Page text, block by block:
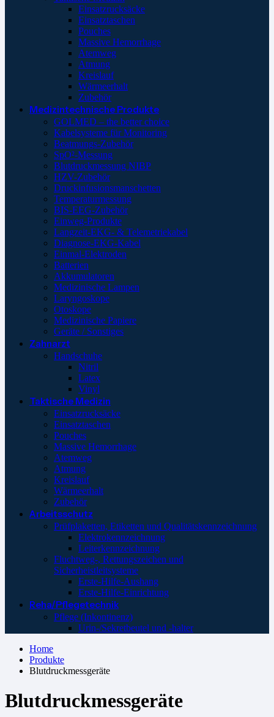
Einsatzrucksäcke
Einsatztaschen
Pouches
Massive Hemorrhage
Atemweg
Atmung
Kreislauf
Wärmeerhalt
Zubehör
Medizintechnische Produkte
GOLMED – the better choice
Kabelsysteme für Monitoring
Beatmungs-Zubehör
SpO²-Messung
Blutdruckmessung NIBP
HZV-Zubehör
Druckinfusionsmanschetten
Temperaturmessung
BIS-EEG-Zubehör
Einweg-Produkte
Langzeit-EKG- & Telemetriekabel
Diagnose-EKG-Kabel
Einmal-Elektroden
Batterien
Akkumulatoren
Medizinische Lampen
Laryngoskope
Otoskope
Medizinische Papiere
Geräte / Sonstiges
Zahnarzt
Handschuhe
Nitril
Latex
Vinyl
Taktische Medizin
Einsatzrucksäcke
Einsatztaschen
Pouches
Massive Hemorrhage
Atemweg
Atmung
Kreislauf
Wärmeerhalt
Zubehör
Arbeitsschutz
Prüfplaketten, Etiketten und Qualitätskennzeichnung
Elektrokennzeichnung
Leiterkennzeichnung
Fluchtweg-, Rettungszeichen und
Sicherheistleitsysteme
Erste-Hilfe-Aushang
Erste-Hilfe-Einrichtung
Reha/Pflegetechnik
Pflege (Inkontinenz)
Urin-/Sekretbeutel und -halter
Home
Produkte
Blutdruckmessgeräte
Blutdruckmessgeräte